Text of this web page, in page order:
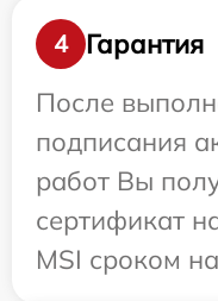
4
Гарантия
После
подписания
работ Вы
сертификат
MSI сроком